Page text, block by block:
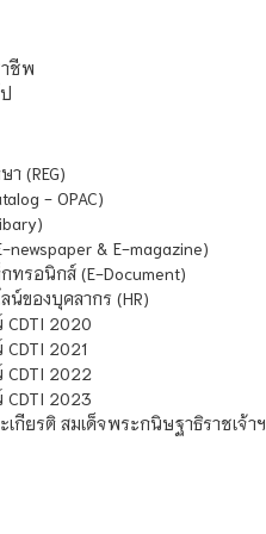
าชีพ
(REG)
- OPAC)
& E-magazine)
ทรอนิกส์ (E-Document)
น์ของบุคลากร (HR)
2020
2021
2022
2023
กียรติ สมเด็จพระกนิษฐาธิราชเจ้าฯ